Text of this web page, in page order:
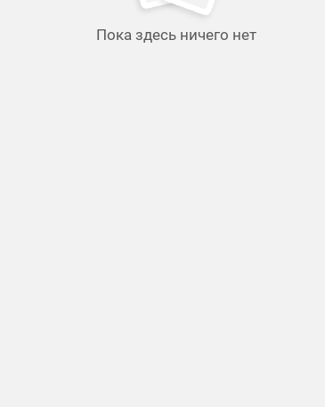
Пока здесь ничего нет